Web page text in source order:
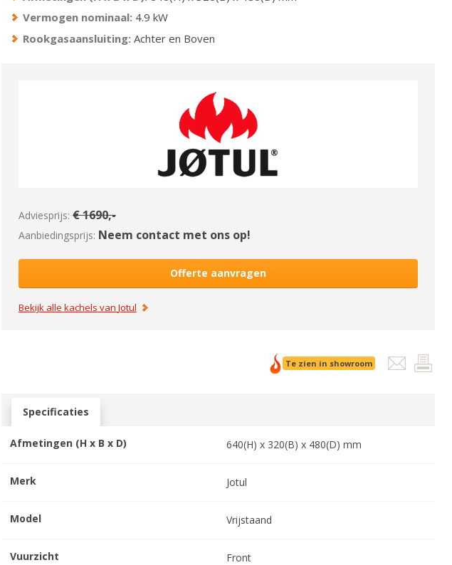
Vermogen nominaal: 4.9 kW
Rookgasaansluiting: Achter en Boven
Adviesprijs: €1690,-
Aanbiedingsprijs: Neem contact met ons op!
Offerte aanvragen
Bekijk alle kachels van Jotul
Te zien in showroom
Specificaties
Afmetingen (H x B x D) 640(H) x 320(B) x 480(D) mm
Merk Jotul
Model Vrijstaand
Vuurzicht Front